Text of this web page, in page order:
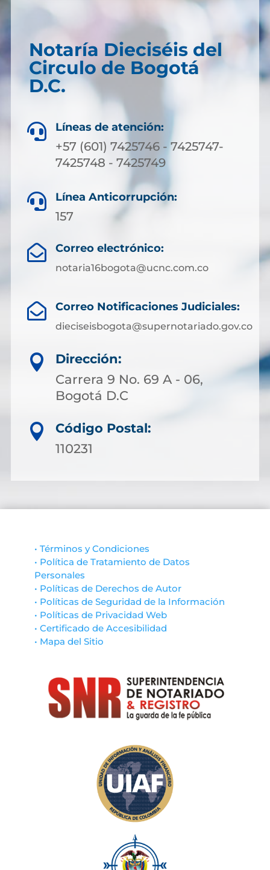
Notaría Dieciséis del
Circulo de Bogotá
D.C.
 Líneas de atención:
+57 (601) 7425746 - 7425747-
7425748 - 7425749
 Línea Anticorrupción:
157
 Correo electrónico:
notaria16bogota@ucnc.com.co
 Correo Notificaciones Judiciales:
dieciseisbogota@supernotariado.gov.co

Dirección:
Carrera 9 No. 69 A - 06,
Bogotá D.C

Código Postal:
110231
• Términos y Condiciones
• Política de Tratamiento de Datos
Personales
• Políticas de Derechos de Autor
• Políticas de Seguridad de la Información
• Políticas de Privacidad Web
• Certificado de Accesibilidad
• Mapa del Sitio